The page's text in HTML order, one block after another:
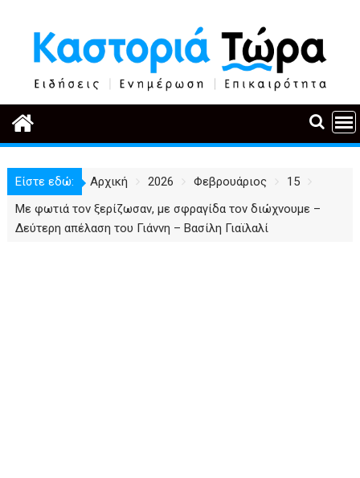
περιεχόμενο
Είστε εδώ: Αρχική 2026 Φεβρουάριος
15
Με φωτιά τον ξερίζωσαν, με σφραγίδα τον διώχνουμε –
Δεύτερη απέλαση του Γιάννη – Βασίλη Γιαϊλαλί